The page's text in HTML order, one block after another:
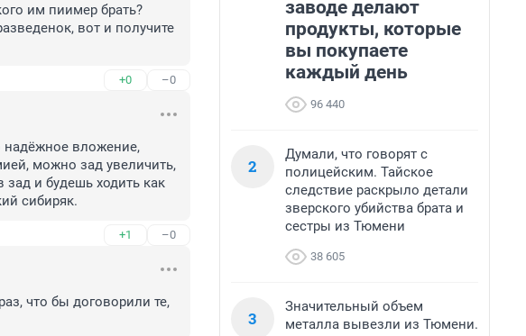
им пиимер брать?
вот и получите
+0 –0
надёжное вложение,
можно зад увеличить,
и будешь ходить как
сибиряк.
+1 –0
что бы договорили те,
заводе делают
продукты, которые
вы покупаете
каждый день
96 440
2
Думали, что говорят с
полицейским. Тайское
следствие раскрыло детали
зверского убийства брата и
сестры из Тюмени
38 605
3
Значительный объем
металла вывезли из Тюмени.